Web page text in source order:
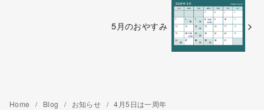
5月のおやすみ
Home Blog お知らせ 4月5日は一周年